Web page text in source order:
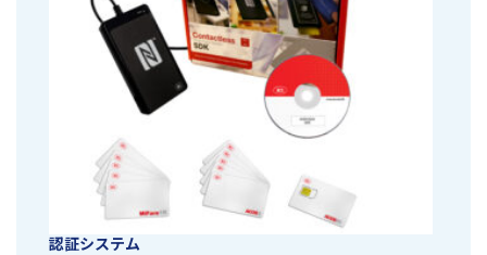
認証システム